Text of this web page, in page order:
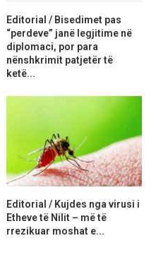
Editorial / Bisedimet pas
“perdeve” janë legjitime në
diplomaci, por para
nënshkrimit patjetër të
ketë...
Editorial / Kujdes nga virusi i
Etheve të Nilit – më të
rrezikuar moshat e...